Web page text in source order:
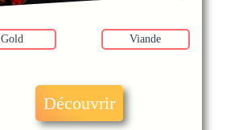
Gold Viande
Découvrir